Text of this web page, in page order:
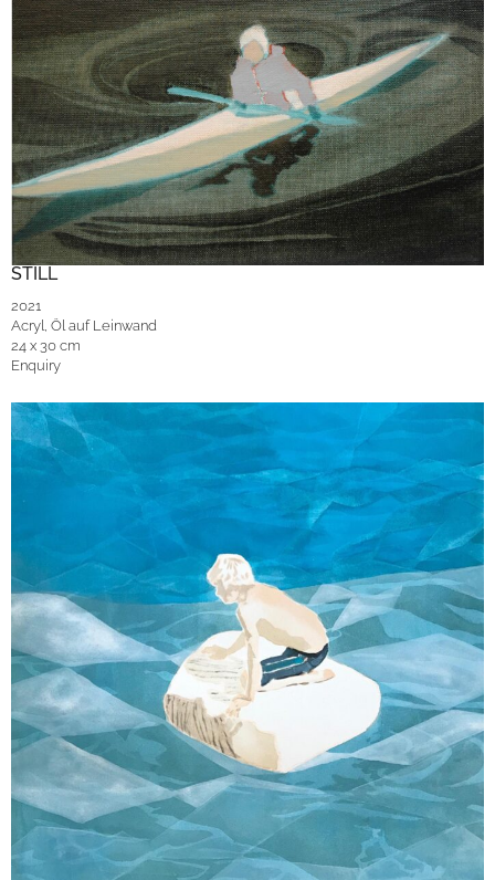
STILL
2021
Acryl, Öl auf Leinwand
24 x 30 cm
Enquiry